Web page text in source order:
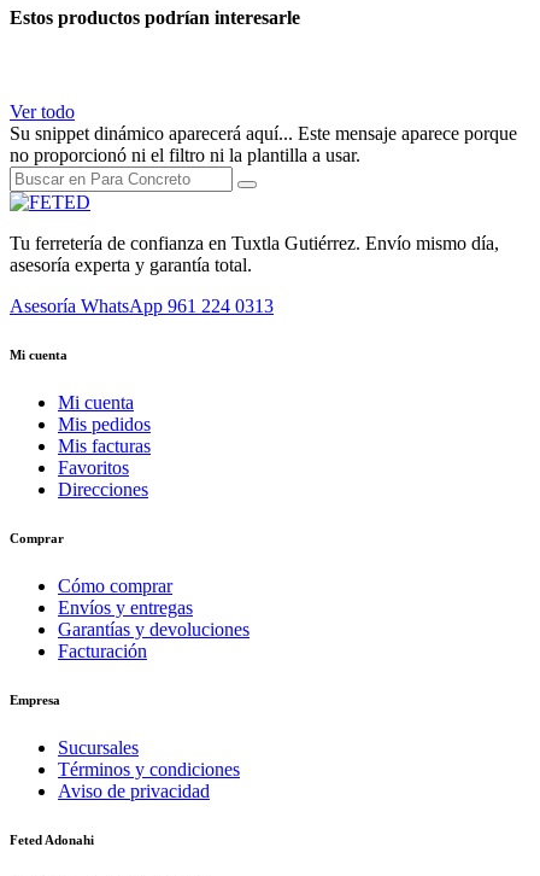
Estos productos podrían interesarle
Ver todo
Su snippet dinámico aparecerá aquí... Este mensaje aparece porque
no proporcionó ni el filtro ni la plantilla a usar.
Tu ferretería de confianza en Tuxtla Gutiérrez. Envío mismo día,
asesoría experta y garantía total.
Asesoría WhatsApp 961 224 0313
Mi cuenta
Mi cuenta
Mis pedidos
Mis facturas
Favoritos
Direcciones
Comprar
Cómo comprar
Envíos y entregas
Garantías y devoluciones
Facturación
Empresa
Sucursales
Términos y condiciones
Aviso de privacidad
Feted Adonahi